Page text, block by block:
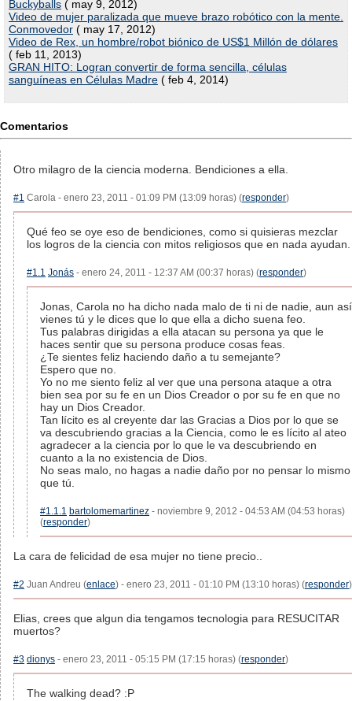
Buckyballs ( may 9, 2012)
Video de mujer paralizada que mueve brazo robótico con la mente.
Conmovedor ( may 17, 2012)
Video de Rex, un hombre/robot biónico de US$1 Millón de dólares
( feb 11, 2013)
GRAN HITO: Logran convertir de forma sencilla, células
sanguíneas en Células Madre ( feb 4, 2014)
Comentarios
Otro milagro de la ciencia moderna. Bendiciones a ella.
#1 Carola - enero 23, 2011 - 01:09 PM (13:09 horas) (responder)
Qué feo se oye eso de bendiciones, como si quisieras mezclar
los logros de la ciencia con mitos religiosos que en nada ayudan.
#1.1 Jonás - enero 24, 2011 - 12:37 AM (00:37 horas) (responder)
Jonas, Carola no ha dicho nada malo de ti ni de nadie, aun así
vienes tú y le dices que lo que ella a dicho suena feo.
Tus palabras dirigidas a ella atacan su persona ya que le
haces sentir que su persona produce cosas feas.
¿Te sientes feliz haciendo daño a tu semejante?
Espero que no.
Yo no me siento feliz al ver que una persona ataque a otra
bien sea por su fe en un Dios Creador o por su fe en que no
hay un Dios Creador.
Tan lícito es al creyente dar las Gracias a Dios por lo que se
va descubriendo gracias a la Ciencia, como le es lícito al ateo
agradecer a la ciencia por lo que le va descubriendo en
cuanto a la no existencia de Dios.
No seas malo, no hagas a nadie daño por no pensar lo mismo
que tú.
#1.1.1 bartolomemartinez - noviembre 9, 2012 - 04:53 AM (04:53 horas)
(responder)
La cara de felicidad de esa mujer no tiene precio..
#2 Juan Andreu (enlace) - enero 23, 2011 - 01:10 PM (13:10 horas) (responder)
Elias, crees que algun dia tengamos tecnologia para RESUCITAR
muertos?
#3 dionys - enero 23, 2011 - 05:15 PM (17:15 horas) (responder)
The walking dead? :P